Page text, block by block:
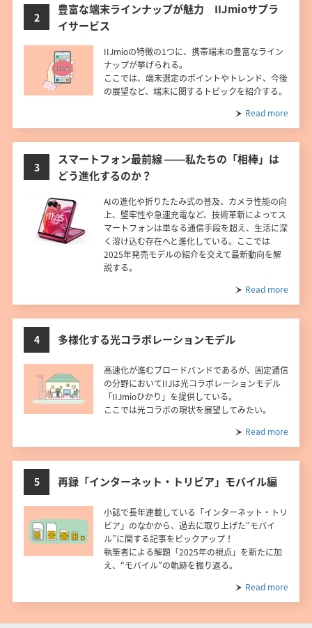
2
豊富な端末ラインナップが魅力 IIJmioサプラ
イサービス
IIJmioの特徴の1つに、携帯端末の豊富なライン
ナップが挙げられる。
ここでは、端末選定のポイントやトレンド、今後
の展望など、端末に関するトピックを紹介する。
Read more
3
スマートフォン最前線 ――私たちの「相棒」は
どう進化するのか？
AIの進化や折りたたみ式の普及、カメラ性能の向
上、堅牢性や急速充電など、技術革新によってス
マートフォンは単なる通信手段を超え、生活に深
く溶け込む存在へと進化している。ここでは
2025年発売モデルの紹介を交えて最新動向を解
説する。
Read more
4 多様化する光コラボレーションモデル
高速化が進むブロードバンドであるが、固定通信
の分野においてIIJは光コラボレーションモデル
「IIJmioひかり」を提供している。
ここでは光コラボの現状を展望してみたい。
Read more
5 再録「インターネット・トリビア」モバイル編
小誌で長年連載している「インターネット・トリ
ビア」のなかから、過去に取り上げた“モバイ
ル”に関する記事をピックアップ！
執筆者による解題「2025年の視点」を新たに加
え、“モバイル”の軌跡を振り返る。
Read more